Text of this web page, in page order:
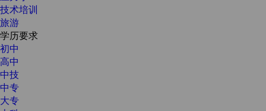
技术培训
旅游
学历要求
初中
高中
中技
中专
大专